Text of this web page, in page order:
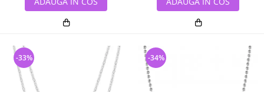
-33% -34%